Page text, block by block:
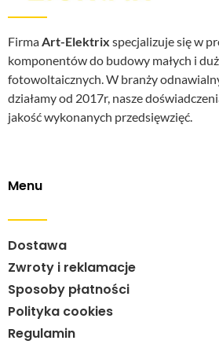
FirmaArt-Elektrix specjalizuje się w
komponentów do budowy małych i
fotowoltaicznych. W branży
działamy od 2017r, nasze
jakość wykonanych przedsięwzięć.
Menu
Dostawa
Zwroty i reklamacje
Sposoby płatności
Polityka cookies
Regulamin